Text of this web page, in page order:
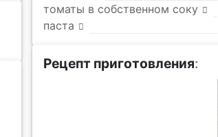
томаты в собственном соку
паста
Рецепт приготовления: